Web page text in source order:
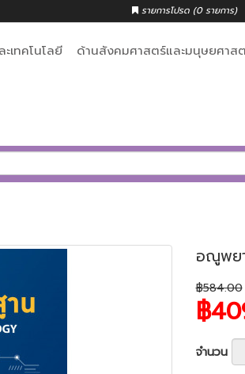
รายการโปรด (0 รายการ)
เทคโนโลยี ด้านสังคมศาสตร์และมนุษยศาส
อณูพย
฿584.00
฿
จำนวน